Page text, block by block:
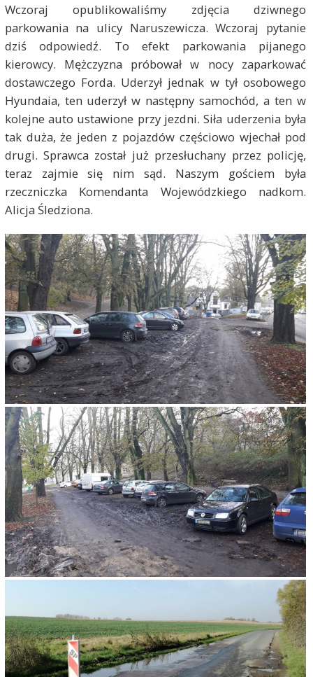
Wczoraj opublikowaliśmy zdjęcia dziwnego
parkowania na ulicy Naruszewicza. Wczoraj pytanie
dziś odpowiedź. To efekt parkowania pijanego
kierowcy. Mężczyzna próbował w nocy zaparkować
dostawczego Forda. Uderzył jednak w tył osobowego
Hyundaia, ten uderzył w następny samochód, a ten w
kolejne auto ustawione przy jezdni. Siła uderzenia była
tak duża, że jeden z pojazdów częściowo wjechał pod
drugi. Sprawca został już przesłuchany przez policję,
teraz zajmie się nim sąd. Naszym gościem była
rzeczniczka Komendanta Wojewódzkiego nadkom.
Alicja Śledziona.